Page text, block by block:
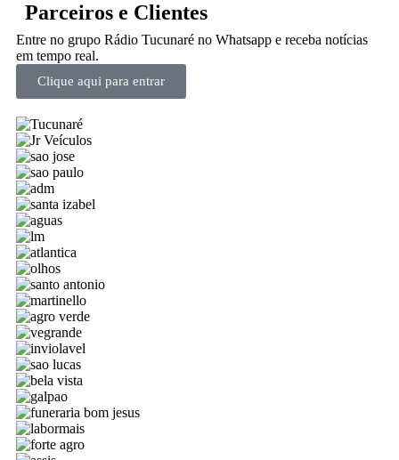
Parceiros e Clientes
Entre no grupo Rádio Tucunaré no Whatsapp e receba notícias
em tempo real.
Clique aqui para entrar